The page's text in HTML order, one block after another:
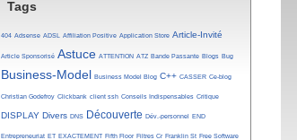
Tags
404 Adsense ADSL Affiliation Positive Application Store Article-Invité
Article Sponsorisé Astuce ATTENTION ATZ Bande Passante Blogs Bug
Business-Model Business Model Blog C++ CASSER Ce-blog
Christian Godefroy Clickbank client ssh Conseils Indispensables Critique
DISPLAY Divers DNS Découverte Dév.-personnel END
Entrepreneuriat ET EXACTEMENT Fifth Floor Filtres Cr Franklin St Free Software